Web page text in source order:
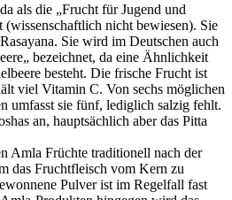
als die „Frucht für Jugend und
(wissenschaftlich nicht bewiesen). Sie
Sie wird im Deutschen auch
bezeichnet, da eine Ähnlichkeit
besteht. Die frische Frucht ist
viel Vitamin C. Von sechs möglichen
umfasst sie fünf, lediglich salzig fehlt.
an, hauptsächlich aber das Pitta
Amla Früchte traditionell nach der
das Fruchtfleisch vom Kern zu
Pulver ist im Regelfall fast